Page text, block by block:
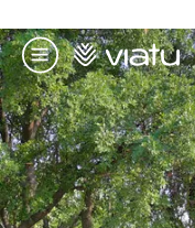
Menu
Accueil